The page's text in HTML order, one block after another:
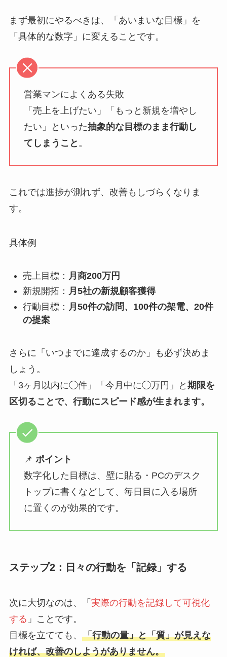
まず最初にやるべきは、「あいまいな目標」を
「具体的な数字」に変えることです。
営業マンによくある失敗
「売上を上げたい」「もっと新規を増やし
たい」といった抽象的な目標のまま行動し
てしまうこと 。
これでは進捗が測れず、改善もしづらくなりま
す。
具体例
売上目標： 月商200万円
新規開拓： 月5社の新規顧客獲得
行動目標： 月50件の訪問、100件の架電、20件
の提案
さらに「いつまでに達成するのか」も必ず決めま
しょう。
「3ヶ月以内に◯件」「今月中に◯万円」と 期限を
区切ることで、行動にスピード感が生まれます。
📌 ポイント
数字化した目標は、壁に貼る・PCのデスク
トップに書くなどして、毎日目に入る場所
に置くのが効果的です。
ステップ2：日々の行動を「記録」する
次に大切なのは、「 実際の行動を記録して可視化
する 」ことです。
目標を立てても、 「行動の量」と「質」が見えな
ければ、改善のしようがありません。